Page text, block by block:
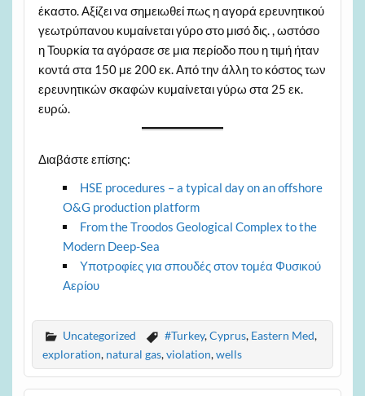
έκαστο. Αξίζει να σημειωθεί πως η αγορά ερευνητικού
γεωτρύπανου κυμαίνεται γύρο στο μισό δις. , ωστόσο
η Τουρκία τα αγόρασε σε μια περίοδο που η τιμή ήταν
κοντά στα 150 με 200 εκ. Από την άλλη το κόστος των
ερευνητικών σκαφών κυμαίνεται γύρω στα 25 εκ.
ευρώ.
Διαβάστε επίσης:
HSE procedures – a typical day on an offshore
O&G production platform
From the Troodos Geological Complex to the
Modern Deep-Sea
Υποτροφίες για σπουδές στον τομέα Φυσικού
Αερίου
Uncategorized #Turkey,Cyprus, Eastern Med,
exploration, natural gas,violation,wells